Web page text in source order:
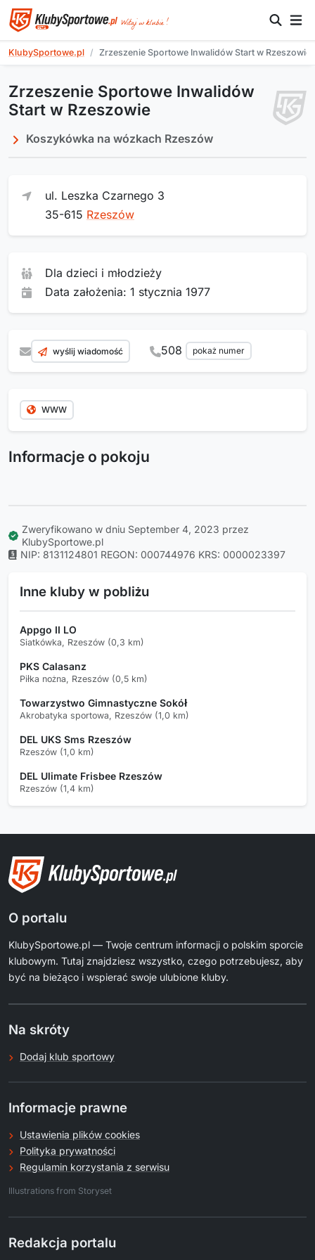
KlubySportowe.pl Zrzeszenie Sportowe Inwalidów Start w Rzeszowie
Zrzeszenie Sportowe Inwalidów
Start w Rzeszowie
Koszykówka na wózkach Rzeszów
ul. Leszka Czarnego 3
35-615 Rzeszów
Dla dzieci i młodzieży
Data założenia: 1 stycznia 1977
wyślij wiadomość 508 pokaż numer
WWW
Informacje o pokoju
Zweryfikowano w dniu September 4, 2023 przez
KlubySportowe.pl
NIP: 8131124801 REGON: 000744976 KRS: 0000023397
Inne kluby w pobliżu
Appgo II LO
Siatkówka, Rzeszów (0,3 km)
PKS Calasanz
Piłka nożna, Rzeszów (0,5 km)
Towarzystwo Gimnastyczne Sokół
Akrobatyka sportowa, Rzeszów (1,0 km)
DEL UKS Sms Rzeszów
Rzeszów (1,0 km)
DEL Ulimate Frisbee Rzeszów
Rzeszów (1,4 km)
O portalu
KlubySportowe.pl — Twoje centrum informacji o polskim sporcie
klubowym. Tutaj znajdziesz wszystko, czego potrzebujesz, aby
być na bieżąco i wspierać swoje ulubione kluby.
Na skróty
Dodaj klub sportowy
Informacje prawne
Ustawienia plików cookies
Polityka prywatności
Regulamin korzystania z serwisu
Illustrations from Storyset
Redakcja portalu